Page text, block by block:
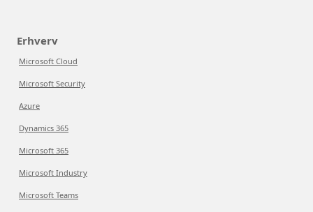
Erhverv
Microsoft Cloud
Microsoft Security
Azure
Dynamics 365
Microsoft 365
Microsoft Industry
Microsoft Teams